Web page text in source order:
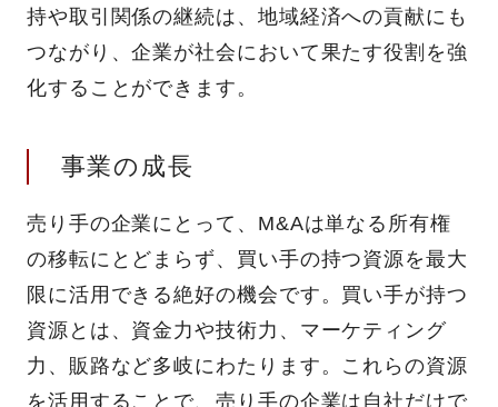
持や取引関係の継続は、地域経済への貢献にも
つながり、企業が社会において果たす役割を強
化することができます。
事業の成長
売り手の企業にとって、M&Aは単なる所有権
の移転にとどまらず、買い手の持つ資源を最大
限に活用できる絶好の機会です。買い手が持つ
資源とは、資金力や技術力、マーケティング
力、販路など多岐にわたります。これらの資源
を活用することで、売り手の企業は自社だけで